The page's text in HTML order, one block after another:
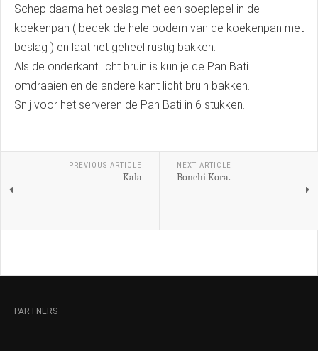
Schep daarna het beslag met een soeplepel in de
koekenpan ( bedek de hele bodem van de koekenpan met
beslag ) en laat het geheel rustig bakken.
Als de onderkant licht bruin is kun je de Pan Bati
omdraaien en de andere kant licht bruin bakken.
Snij voor het serveren de Pan Bati in 6 stukken.
PREVIOUS ARTICLE
Kala
NEXT ARTICLE
Bonchi Kora.
PARTNERS